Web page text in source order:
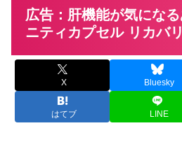
広告：肝機能が気にな
ニティカプセル リカバ
X Bluesky
はてブ LINE